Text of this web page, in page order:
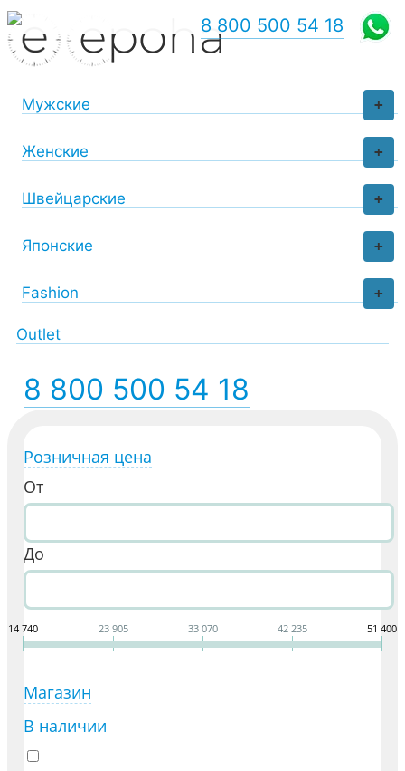
+
Мужские
+
Женские
+
Швейцарские
+
Японские
+
Fashion
Outlet
8 800 500 54 18
8 800 500 54 18
Розничная цена
От
До
14 740 23 905 33 070 42 235 51 400
Магазин
В наличии